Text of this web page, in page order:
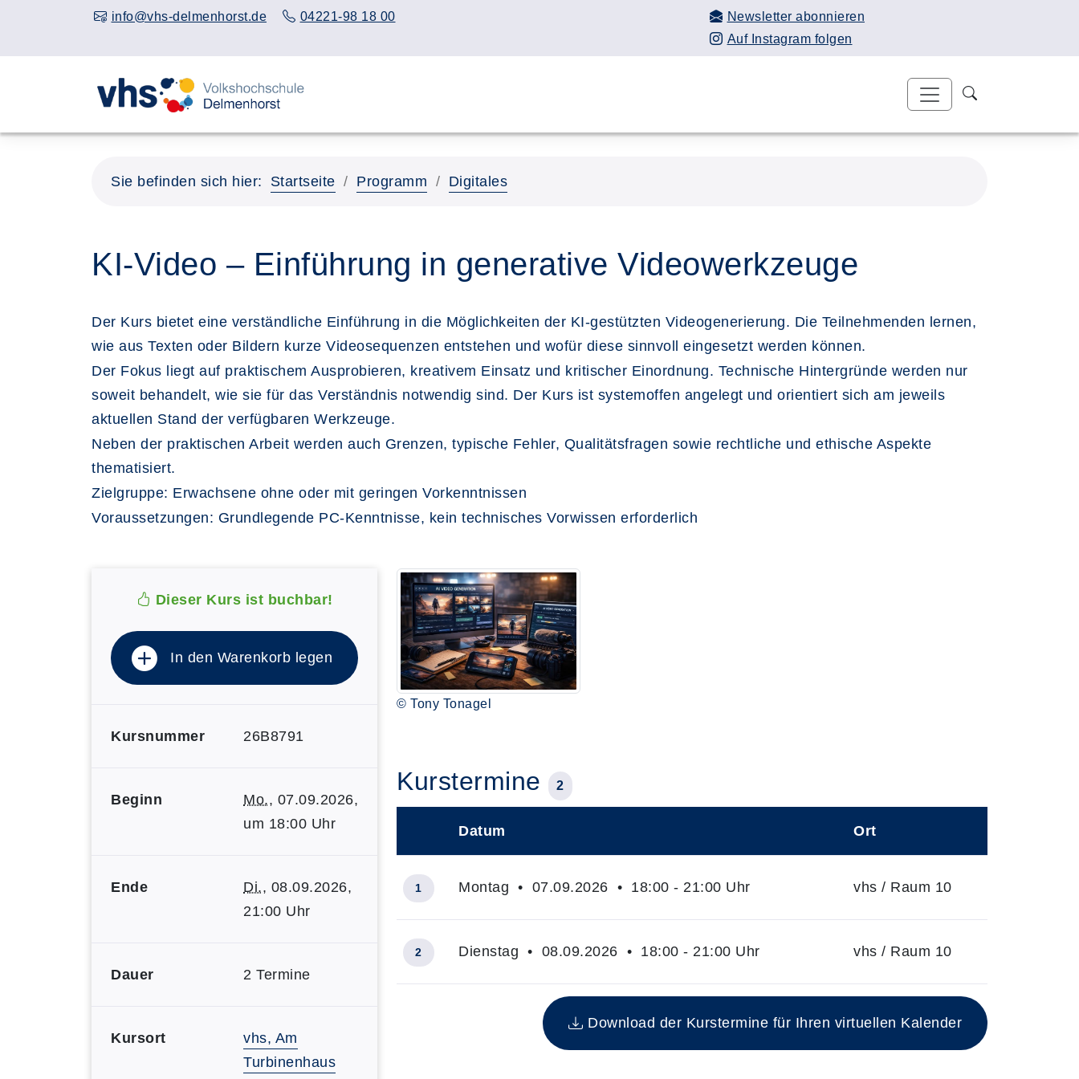
info@vhs-delmenhorst.de 04221-98 18 00
Newsletter abonnieren
Auf Instagram folgen
Sie befinden sich hier: Startseite Programm Digitales
KI-Video – Einführung in generative Videowerkzeuge
Der Kurs bietet eine verständliche Einführung in die Möglichkeiten der KI-gestützten Videogenerierung. Die Teilnehmenden lernen,
wie aus Texten oder Bildern kurze Videosequenzen entstehen und wofür diese sinnvoll eingesetzt werden können.
Der Fokus liegt auf praktischem Ausprobieren, kreativem Einsatz und kritischer Einordnung. Technische Hintergründe werden nur
soweit behandelt, wie sie für das Verständnis notwendig sind. Der Kurs ist systemoffen angelegt und orientiert sich am jeweils
aktuellen Stand der verfügbaren Werkzeuge.
Neben der praktischen Arbeit werden auch Grenzen, typische Fehler, Qualitätsfragen sowie rechtliche und ethische Aspekte
thematisiert.
Zielgruppe: Erwachsene ohne oder mit geringen Vorkenntnissen
Voraussetzungen: Grundlegende PC-Kenntnisse, kein technisches Vorwissen erforderlich
Dieser Kurs ist buchbar!
In den Warenkorb legen
Kursnummer 26B8791
Beginn Mo., 07.09.2026,
um 18:00 Uhr
Ende Di., 08.09.2026,
21:00 Uhr
Dauer 2 Termine
Kursort
vhs, Am
Turbinenhaus
© Tony Tonagel
Kurstermine 2
Insgesamt gibt es 2 Termine zum diesen Kurs
Datum Ort
1 Montag • 07.09.2026 • 18:00 - 21:00 Uhr vhs / Raum 10
2 Dienstag • 08.09.2026 • 18:00 - 21:00 Uhr vhs / Raum 10
Download der Kurstermine für Ihren virtuellen Kalender